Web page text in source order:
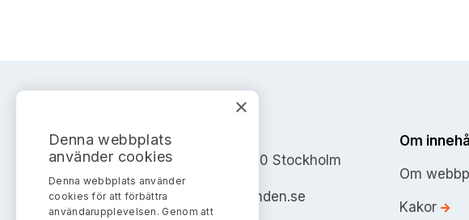
Address: Box 7354, 103 90 Stockholm
info@aktiemarknadsnamnden.se
Om
Om
Kakor
×
Denna webbplats
använder cookies
Denna webbplats använder
cookies för att förbättra
användarupplevelsen. Genom att